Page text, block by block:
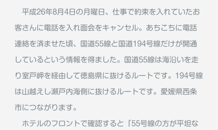
平成26年8月4日の月曜日、仕事で約束を入れていたお
客さんに電話を入れ面会をキャンセル。あちこちに電話
連絡を済ませた頃、国道55線と国道194号線だけが開通
しているという情報を得ました。国道55線は海沿いを走
り室戸岬を経由して徳島県に抜けるルートです。194号線
は山越えし瀬戸内海側に抜けるルートです。愛媛県西条
市につながります。
ホテルのフロントで確認すると「55号線の方が平坦な